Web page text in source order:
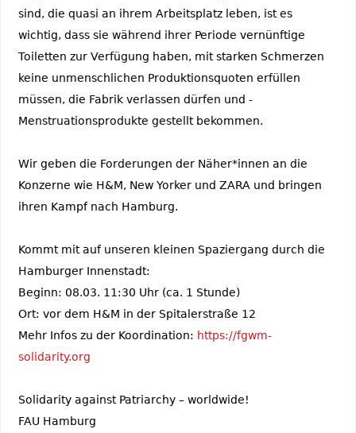
sind, die quasi an ihrem Arbeitsplatz leben, ist es
wichtig, dass sie während ihrer Periode vernünftige
Toiletten zur Verfügung haben, mit starken Schmerzen
keine unmenschlichen Produktionsquoten erfüllen
müssen, die Fabrik verlassen dürfen und ­
Menstruationsprodukte gestellt bekommen.
Wir geben die Forderungen der Näher*innen an die
Konzerne wie H&M, New Yorker und ZARA und bringen
ihren Kampf nach Hamburg.
Kommt mit auf unseren kleinen Spaziergang durch die
Hamburger ­Innenstadt:
Beginn: 08.03. 11:30 Uhr (ca. 1 Stunde)
Ort: vor dem H&M in der Spitalerstraße 12
Mehr Infos zu der Koordination: https://fgwm-
solidarity.org
Solidarity against Patriarchy – worldwide!
FAU Hamburg